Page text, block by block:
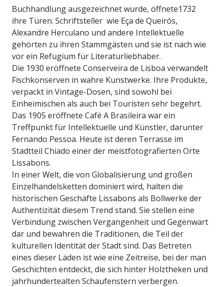
Buchhandlung ausgezeichnet wurde, öffnete1732
ihre Türen. Schriftsteller wie Eça de Queirós,
Alexandre Herculano und andere Intellektuelle
gehörten zu ihren Stammgästen und sie ist nach wie
vor ein Refugium für Literaturliebhaber.
Die 1930 eröffnete Conserveira de Lisboa verwandelt
Fischkonserven in wahre Kunstwerke. Ihre Produkte,
verpackt in Vintage-Dosen, sind sowohl bei
Einheimischen als auch bei Touristen sehr begehrt.
Das 1905 eröffnete Café A Brasileira war ein
Treffpunkt für Intellektuelle und Künstler, darunter
Fernando Pessoa. Heute ist deren Terrasse im
Stadtteil Chiado einer der meistfotografierten Orte
Lissabons.
In einer Welt, die von Globalisierung und großen
Einzelhandelsketten dominiert wird, halten die
historischen Geschäfte Lissabons als Bollwerke der
Authentizität diesem Trend stand. Sie stellen eine
Verbindung zwischen Vergangenheit und Gegenwart
dar und bewahren die Traditionen, die Teil der
kulturellen Identität der Stadt sind. Das Betreten
eines dieser Läden ist wie eine Zeitreise, bei der man
Geschichten entdeckt, die sich hinter Holztheken und
jahrhundertealten Schaufenstern verbergen.